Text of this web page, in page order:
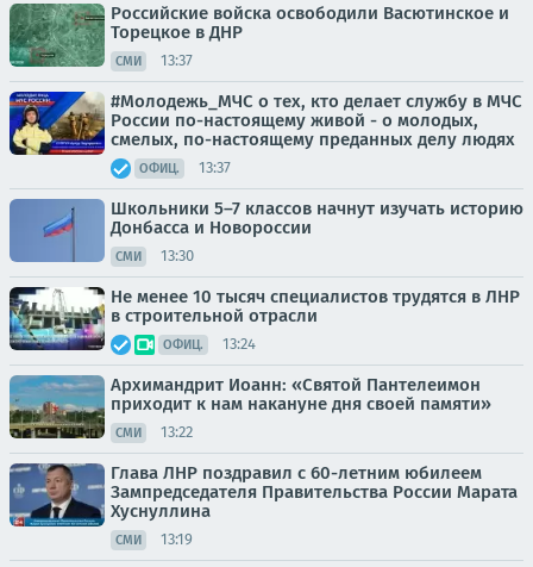
Российские войска освободили Васютинское и
Торецкое в ДНР
СМИ 13:37
#Молодежь_МЧС о тех, кто делает службу в МЧС
России по-настоящему живой - о молодых,
смелых, по-настоящему преданных делу людях
ОФИЦ. 13:37
Школьники 5–7 классов начнут изучать историю
Донбасса и Новороссии
СМИ 13:30
Не менее 10 тысяч специалистов трудятся в ЛНР
в строительной отрасли
ОФИЦ. 13:24
Архимандрит Иоанн: «Святой Пантелеимон
приходит к нам накануне дня своей памяти»
СМИ 13:22
Глава ЛНР поздравил с 60-летним юбилеем
Зампредседателя Правительства России Марата
Хуснуллина
СМИ 13:19